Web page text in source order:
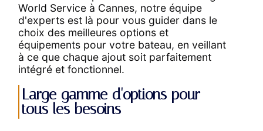
World Service à Cannes, notre équipe
d'experts est là pour vous guider dans le
choix des meilleures options et
équipements pour votre bateau, en veillant
à ce que chaque ajout soit parfaitement
intégré et fonctionnel.
Large gamme d'options pour
tous les besoins